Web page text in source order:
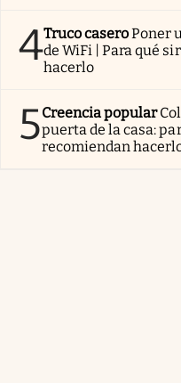
4Truco caseroPoner
de WiFi | Para qué
hacerlo
5Creencia popular
puerta de la casa:
recomiendan